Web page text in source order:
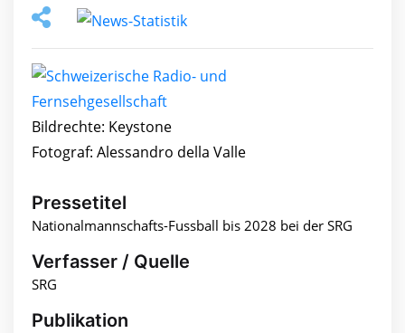
Bildrechte: Keystone
Fotograf: Alessandro della Valle
Pressetitel
Nationalmannschafts-Fussball bis 2028 bei der SRG
Verfasser / Quelle
SRG
Publikation